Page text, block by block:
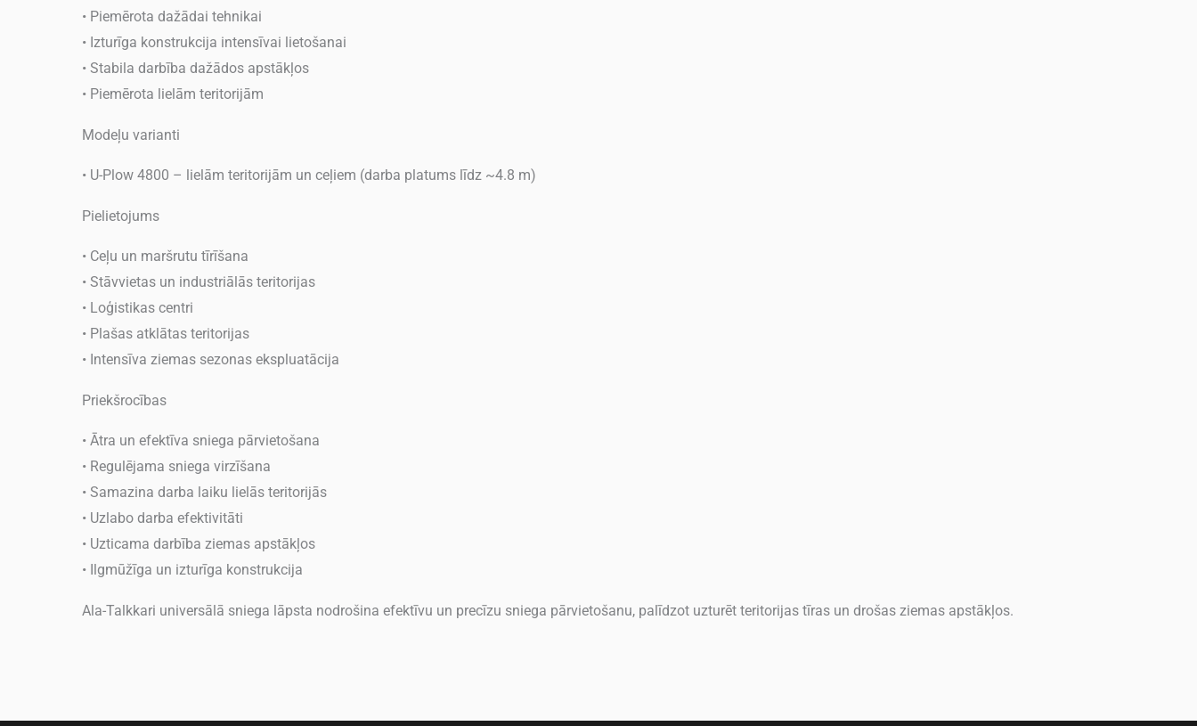
• Piemērota dažādai tehnikai
• Izturīga konstrukcija intensīvai lietošanai
• Stabila darbība dažādos apstākļos
• Piemērota lielām teritorijām
Modeļu varianti
• U-Plow 4800 – lielām teritorijām un ceļiem (darba platums līdz ~4.8 m)
Pielietojums
• Ceļu un maršrutu tīrīšana
• Stāvvietas un industriālās teritorijas
• Loģistikas centri
• Plašas atklātas teritorijas
• Intensīva ziemas sezonas ekspluatācija
Priekšrocības
• Ātra un efektīva sniega pārvietošana
• Regulējama sniega virzīšana
• Samazina darba laiku lielās teritorijās
• Uzlabo darba efektivitāti
• Uzticama darbība ziemas apstākļos
• Ilgmūžīga un izturīga konstrukcija
Ala-Talkkari universālā sniega lāpsta nodrošina efektīvu un precīzu sniega pārvietošanu, palīdzot uzturēt teritorijas tīras un drošas ziemas apstākļos.